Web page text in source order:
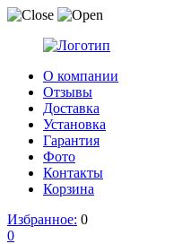
О компании
Отзывы
Доставка
Установка
Гарантия
Фото
Контакты
Корзина
Избранное: 0
0